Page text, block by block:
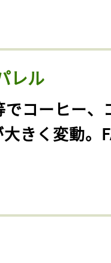
レル
でコーヒー、
きく変動。